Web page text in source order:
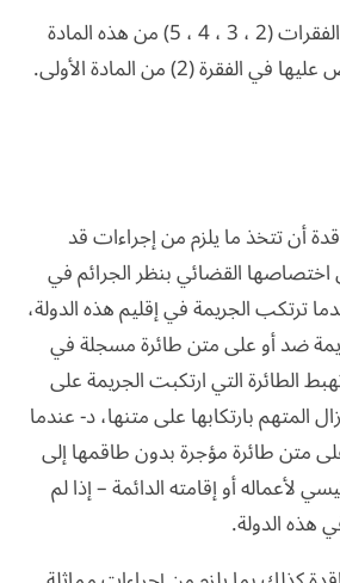
6 – تطبق أيضاً أحكام الفقرات (2 ، 3 ، 4 ، 5) من هذه المادة
(2) من المادة الأولى.
أن تتخذ ما يلزم من إجراءات قد
القضائي بنظر الجرائم في
ترتكب الجريمة في إقليم هذه الدولة،
ضد أو على متن طائرة مسجلة في
الطائرة التي ارتكبت الجريمة على
المتهم بارتكابها على متنها، د- عندما
متن طائرة مؤجرة بدون طاقمها إلى
لأعماله أو إقامته الدائمة – إذا لم
هذه الدولة.